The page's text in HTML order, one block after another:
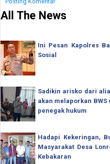
All The News
Ini Pesan Kapolres
Sosial
Sadikin arisko dari
akan melaporkan
penegak hukum
Hadapi Kekeringan,
Masyarakat Desa
Kebakaran